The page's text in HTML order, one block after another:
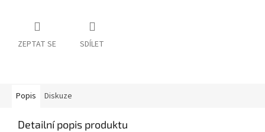
ZEPTAT SE SDÍLET
Popis Diskuze
Detailní popis produktu